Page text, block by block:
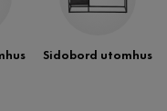
Sidobord utomhus